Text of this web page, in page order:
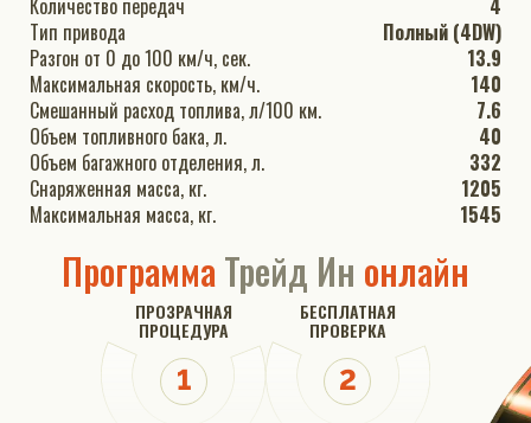
Количество передач
4
Тип привода
Полный (4DW)
Разгон от 0 до 100 км/ч, сек.
13.9
Максимальная скорость, км/ч.
140
Смешанный расход топлива, л/100 км.
7.6
Объем топливного бака, л.
40
Объем багажного отделения, л.
332
Снаряженная масса, кг.
1205
Максимальная масса, кг.
1545
ПрограммаТрейд Ин онлайн
ПРОЗРАЧНАЯ
ПРОЦЕДУРА
БЕСПЛАТНАЯ
ПРОВЕРКА